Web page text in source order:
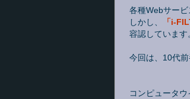
各種Webサービ
しかし、
「i-
容認しています
今回は、10代
コンピュータ